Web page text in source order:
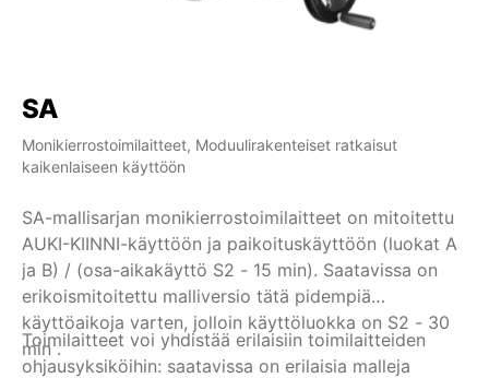
SA
Monikierrostoimilaitteet, Moduulirakenteiset ratkaisut
kaikenlaiseen käyttöön
SA-mallisarjan monikierrostoimilaitteet on mitoitettu
AUKI-KIINNI-käyttöön ja paikoituskäyttöön (luokat A
ja B) / (osa-aikakäyttö S2 - 15 min). Saatavissa on
erikoismitoitettu malliversio tätä pidempiä
käyttöaikoja varten, jolloin käyttöluokka on S2 - 30
min .
Toimilaitteet voi yhdistää erilaisiin toimilaitteiden
ohjausyksiköihin: saatavissa on erilaisia malleja